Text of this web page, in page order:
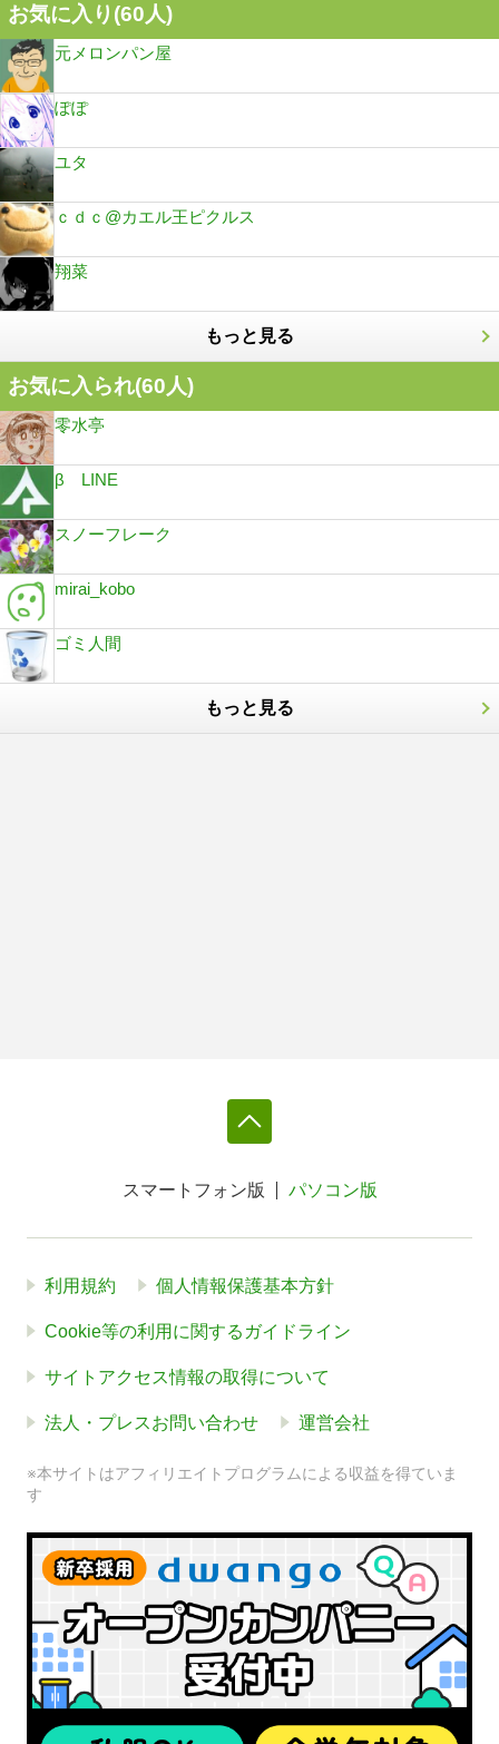
お気に入り(60人)
元メロンパン屋
ぽぽ
ユタ
ｃｄｃ@カエル王ピクルス
翔菜
もっと見る
お気に入られ(60人)
零水亭
β LINE
スノーフレーク
mirai_kobo
ゴミ人間
もっと見る
スマートフォン版 パソコン版
利用規約 個人情報保護基本方針
Cookie等の利用に関するガイドライン
サイトアクセス情報の取得について
法人・プレスお問い合わせ 運営会社
※本サイトはアフィリエイトプログラムによる収益を得ていま
す